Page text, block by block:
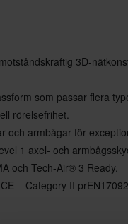
3D-
som passar flera
rörelsefrihet.
och armbågar för
1 axel- och
och Tech-Air® 3 Ready.
– Category II